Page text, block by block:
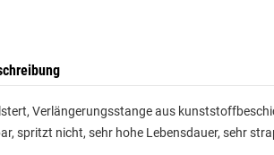
Verlängerungsstange aus
spritzt nicht, sehr hohe Lebensdauer, sehr